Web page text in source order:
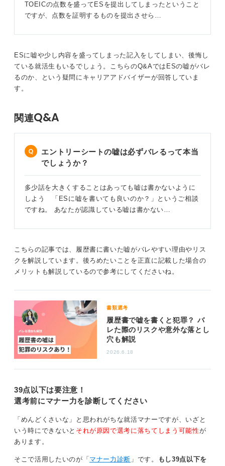
出してもESに記載したTOEICの証明書の提出を求められ
た場合は、虚偽記載についてのチェックがおこなわれて
だと判断されれば、内定取消になる可能性はあります。
0
TOEICの点数を盛ってESを提出してしまったということ
ですが、点数を証明するものを提出させら…
ESに嘘や少し内容を盛ってしまった記入をしてしまい、後悔し
ている就活生もいるでしょう。こちらのQ&AではESの嘘がバレ
るのか、という疑問にキャリアアドバイザーが回答していま
す。
関連Q&A
エントリーシートの嘘は必ずバレるって本当
でしょうか？
多少話を大きくすることはあっても嘘は書かないように
しよう 「ESに嘘を書いても良いのか？」というご相談
ですね。 あなたが認識している嘘は書かない…
こちらの記事では、履歴書に書いた嘘がバレやすい理由やリス
クを解説しています。後ろめたいことを正直に記載した場合の
メリットも解説しているので参考にしてくださいね。
書類選考
履歴書で嘘を書くと犯罪？ バ
レた際のリスクや意外な落とし
穴も解説
2026.6.18
39点以下は要注意！
選考前にマナー力を診断してください
「めんどくさいな」と思われがちな就活マナーですが、いざと
いう時にできないと それが原因で選考に落ちてしまう可能性が
あります。
そこで活用したいのが「 マナー力診断 」です。
もし39点以下を